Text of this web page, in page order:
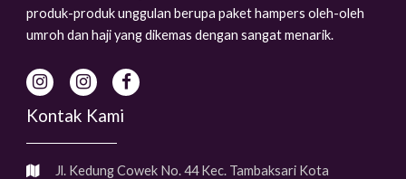
produk-produk unggulan berupa paket hampers oleh-oleh
umroh dan haji yang dikemas dengan sangat menarik.
Kontak Kami
Jl. Kedung Cowek No. 44 Kec. Tambaksari Kota